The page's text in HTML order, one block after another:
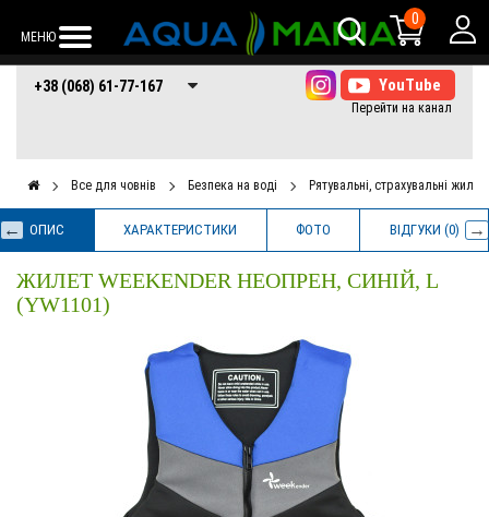
МЕНЮ
0
+38 (068) 61-77-
167
+38 (066) 61-77-+38 (073) 61-77-
167
+38 (068) 61-77-167
Все для човнів Безпека на воді Рятувальні, страхувальні
ОПИС ХАРАКТЕРИСТИКИ ФОТО ВІДГУКИ (0)
ЖИЛЕТ WEEKENDER НЕОПРЕН, СИНІЙ, L
(YW1101)